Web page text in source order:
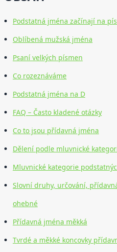
Podstatná jména začínají na
Oblíbená mužská jména
Psaní velkých písmen
Co rozeznáváme
Podstatná jména na D
FAQ – Často kladené otázky
Co to jsou přídavná jména
Dělení podle mluvnické
Mluvnické kategorie
Slovní druhy, určování,
ohebné
Přídavná jména měkká
Tvrdé a měkké koncovky